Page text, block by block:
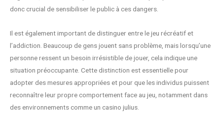
donc crucial de sensibiliser le public à ces dangers.
Il est également important de distinguer entre le jeu récréatif et
l’addiction. Beaucoup de gens jouent sans problème, mais lorsqu’une
personne ressent un besoin irrésistible de jouer, cela indique une
situation préoccupante. Cette distinction est essentielle pour
adopter des mesures appropriées et pour que les individus puissent
reconnaître leur propre comportement face au jeu, notamment dans
des environnements comme un casino julius.